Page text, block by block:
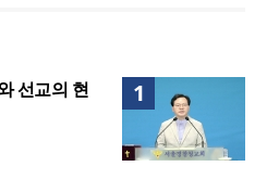
정책을 중단하라”
부족… 정신질환 평생유병률
확충 과제
1
선교의 현